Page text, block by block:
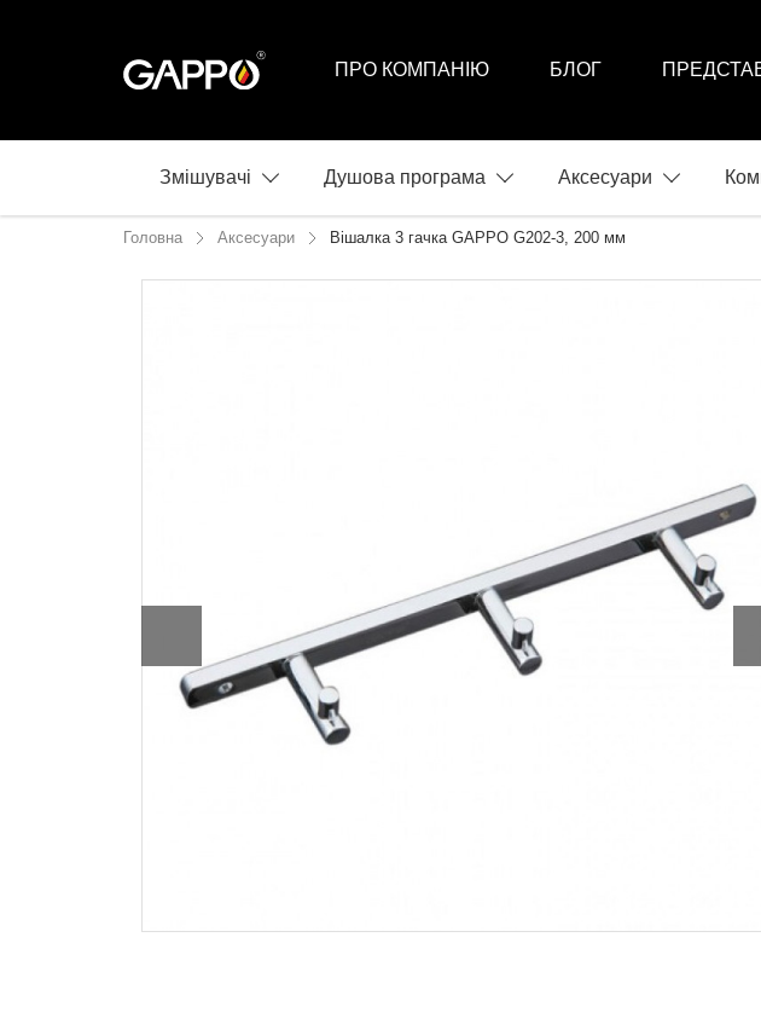
ПРО КОМПАНІЮ БЛОГ
Змішувачі Душова програма Аксесуари
Головна Аксесуари Вішалка 3 гачка GAPPO G202-3, 200 мм